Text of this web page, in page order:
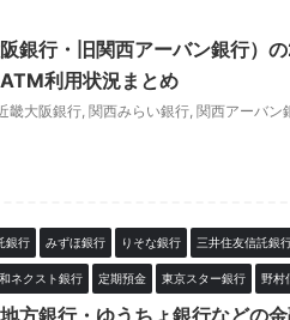
銀行・旧関西アーバン銀行）
利用状況まとめ
畿大阪銀行, 関西みらい銀行, 関西アーバン
銀行 みずほ銀行 りそな銀行 三井住友信託銀
ネクスト銀行 定期預金 東京スター銀行 野村
方銀行・ゆうちょ銀行などの